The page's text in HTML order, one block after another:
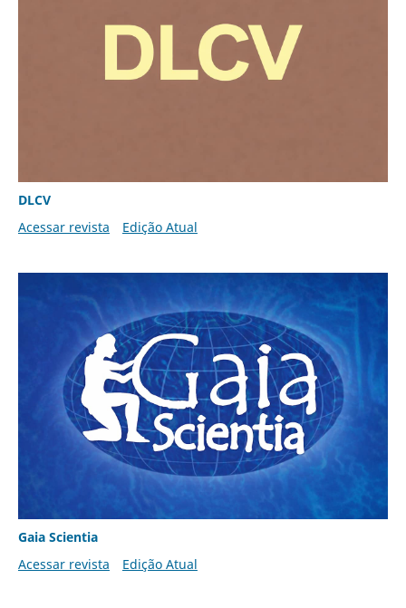
DLCV
Acessar revista
Edição Atual
Gaia Scientia
Acessar revista
Edição Atual